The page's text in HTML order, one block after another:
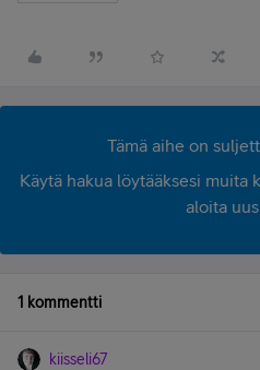
Tämä aihe on
Käytä hakua löytääksesi muita
aloita
1 kommentti
kiisseli67